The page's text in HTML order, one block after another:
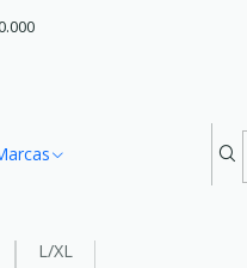
Pro V2 Aonijie Black
Free Belt
L/XL